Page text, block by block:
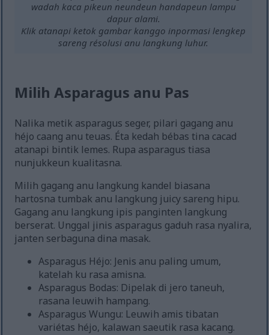
wadah kaca pikeun neundeun handapeun lampu
dapur alami.
Klik atanapi ketok gambar kanggo inpormasi lengkep
sareng résolusi anu langkung luhur.
Milih Asparagus anu Pas
Nalika metik asparagus seger, pilari gagang anu
héjo caang anu teuas. Éta kedah bébas tina cacad
atanapi bintik lemes. Rupa asparagus tiasa
nunjukkeun kualitasna.
Milih gagang anu langkung kandel biasana
hartosna tumbak anu langkung juicy sareng hipu.
Gagang anu langkung ipis panginten langkung
berserat. Unggal jinis asparagus gaduh rasa nyalira,
janten serbaguna dina masak.
Asparagus Héjo: Jenis anu paling umum,
katelah ku rasa amisna.
Asparagus Bodas: Dipelak di jero taneuh,
rasana leuwih hampang.
Asparagus Wungu: Leuwih amis tibatan
variétas héjo, kalawan saeutik rasa kacang.